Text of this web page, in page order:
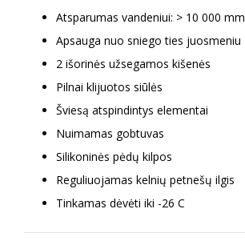
Atsparumas vandeniui: > 10 000 mm
Apsauga nuo sniego ties juosmeniu
2 išorinės užsegamos kišenės
Pilnai klijuotos siūlės
Šviesą atspindintys elementai
Nuimamas gobtuvas
Silikoninės pėdų kilpos
Reguliuojamas kelnių petnešų ilgis
Tinkamas dėvėti iki -26 C